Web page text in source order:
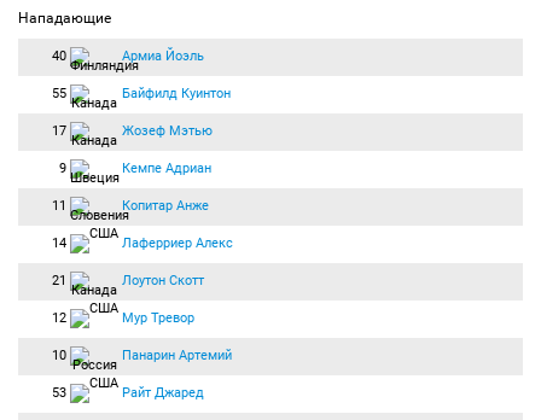
Нападающие
40 Армиа Йоэль
55 Байфилд Куинтон
17 Жозеф Мэтью
9 Кемпе Адриан
11 Копитар Анже
14 Лаферриер Алекс
21 Лоутон Скотт
12 Мур Тревор
10 Панарин Артемий
53 Райт Джаред